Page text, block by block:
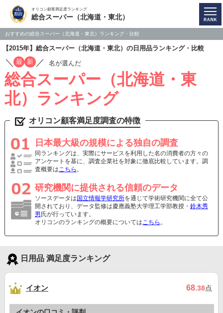
オリコン顧客満足度ランキング
総合スーパー（北海道・東北）
おすすめの総合スーパー（北海道・東北）ランキング・比較
【2015年】総合スーパー（北海道・東北）の日用品ランキング・比較
／ 最 新 ／ 名が選んだ
総合スーパー（北海道・東
北）ランキング
オリコン顧客満足度調査の特徴
日本最大級の規模による独自の調査
同ランキングは、実際にサービスを利用した名の消費者の方々の
アンケートを基に、調査企業社を対象に徹底比較しています。調
査概要はこちら 。
研究機関に提供される信頼のデータ
ソースデータは 国立情報学研究所を通じて学術研究機関に全て公
開されており、データ監修は慶應義塾大学理工学部教授・ 鈴木秀
男 氏が行っています。
オリコンのランキングの概要についてはこちら 。
日用品 満足度ランキング
イオン 68.38点